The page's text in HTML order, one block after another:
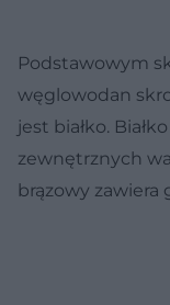
Podstawowym
węglowodan
jest białko.
zewnętrznych
brązowy zawiera